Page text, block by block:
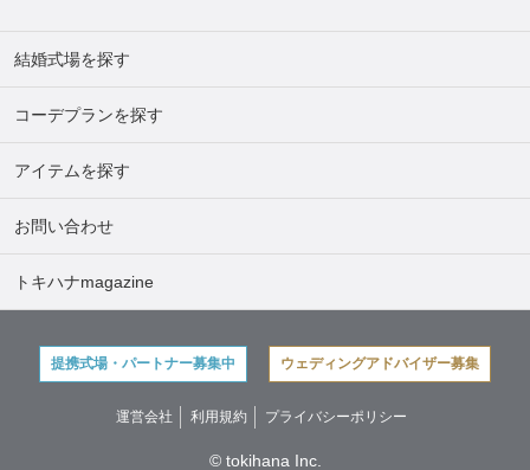
結婚式場を探す
コーデプランを探す
アイテムを探す
お問い合わせ
トキハナmagazine
提携式場・パートナー募集中 ウェディングアドバイザー募集
運営会社 利用規約 プライバシーポリシー
© tokihana Inc.